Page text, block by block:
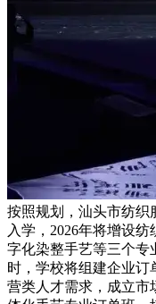
按照规划，汕头市纺织
入学，2026年将增设
字化染整手艺等三个专
时，学校将组建企业订
营类人才需求，成立市